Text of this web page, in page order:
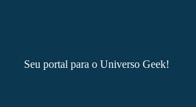
Seu portal para o Universo Geek!